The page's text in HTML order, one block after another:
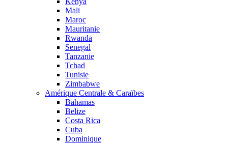
Mali
Maroc
Mauritanie
Rwanda
Senegal
Tanzanie
Tchad
Tunisie
Zimbabwe
Amérique Centrale & Caraïbes
Bahamas
Belize
Costa Rica
Cuba
Dominique